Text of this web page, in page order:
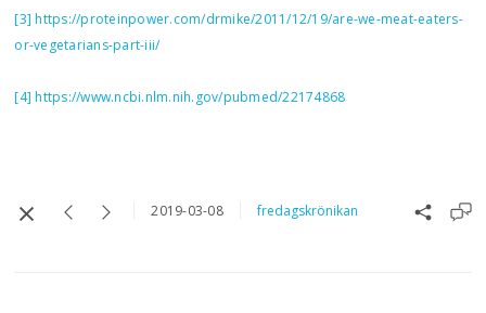
[3] https://proteinpower.com/drmike/2011/12/19/are-we-meat-eaters-
or-vegetarians-part-iii/
[4] https://www.ncbi.nlm.nih.gov/pubmed/22174868
2019-03-08 fredagskrönikan